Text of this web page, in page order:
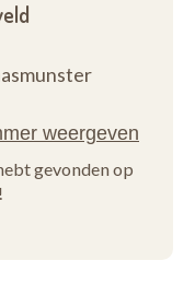
gevonden op